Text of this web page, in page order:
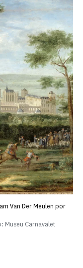
Van Der Meulen por
Museu Carnavalet